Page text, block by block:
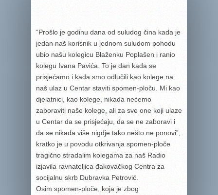
“Prošlo je godinu dana od suludog čina kada je
jedan naš korisnik u jednom suludom pohodu
ubio našu kolegicu Blaženku Poplašen i ranio
kolegu Ivana Pavića. To je dan kada se
prisjećamo i kada smo odlučili kao kolege na
naš ulaz u Centar staviti spomen-ploču. Mi kao
djelatnici, kao kolege, nikada nećemo
zaboraviti naše kolege, ali za sve one koji ulaze
u Centar da se prisjećaju, da se ne zaboravi i
da se nikada više nigdje tako nešto ne ponovi”,
kratko je u povodu otkrivanja spomen-ploče
tragično stradalim kolegama za naš Radio
izjavila ravnateljica đakovačkog Centra za
socijalnu skrb Dubravka Petrović.
Osim spomen-ploče, koja je zbog